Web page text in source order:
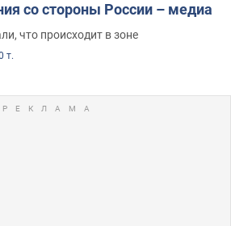
со стороны России – медиа
что происходит в зоне
т.